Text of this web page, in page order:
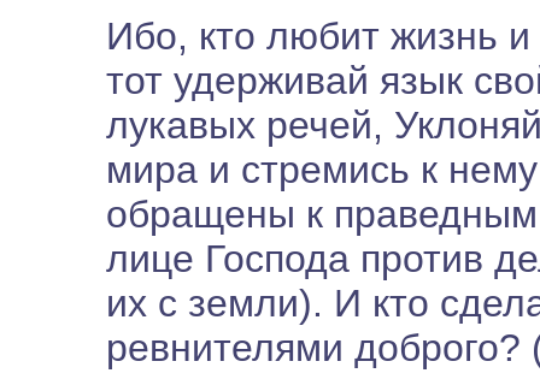
Ибо, кто любит жизнь
тот удерживай язык
лукавых речей,
мира и стремись к
обращены к
лице Господа против
их с земли). И кто
ревнителями